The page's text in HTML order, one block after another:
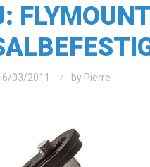
FLYMOUNT
03/2011 by Pierre